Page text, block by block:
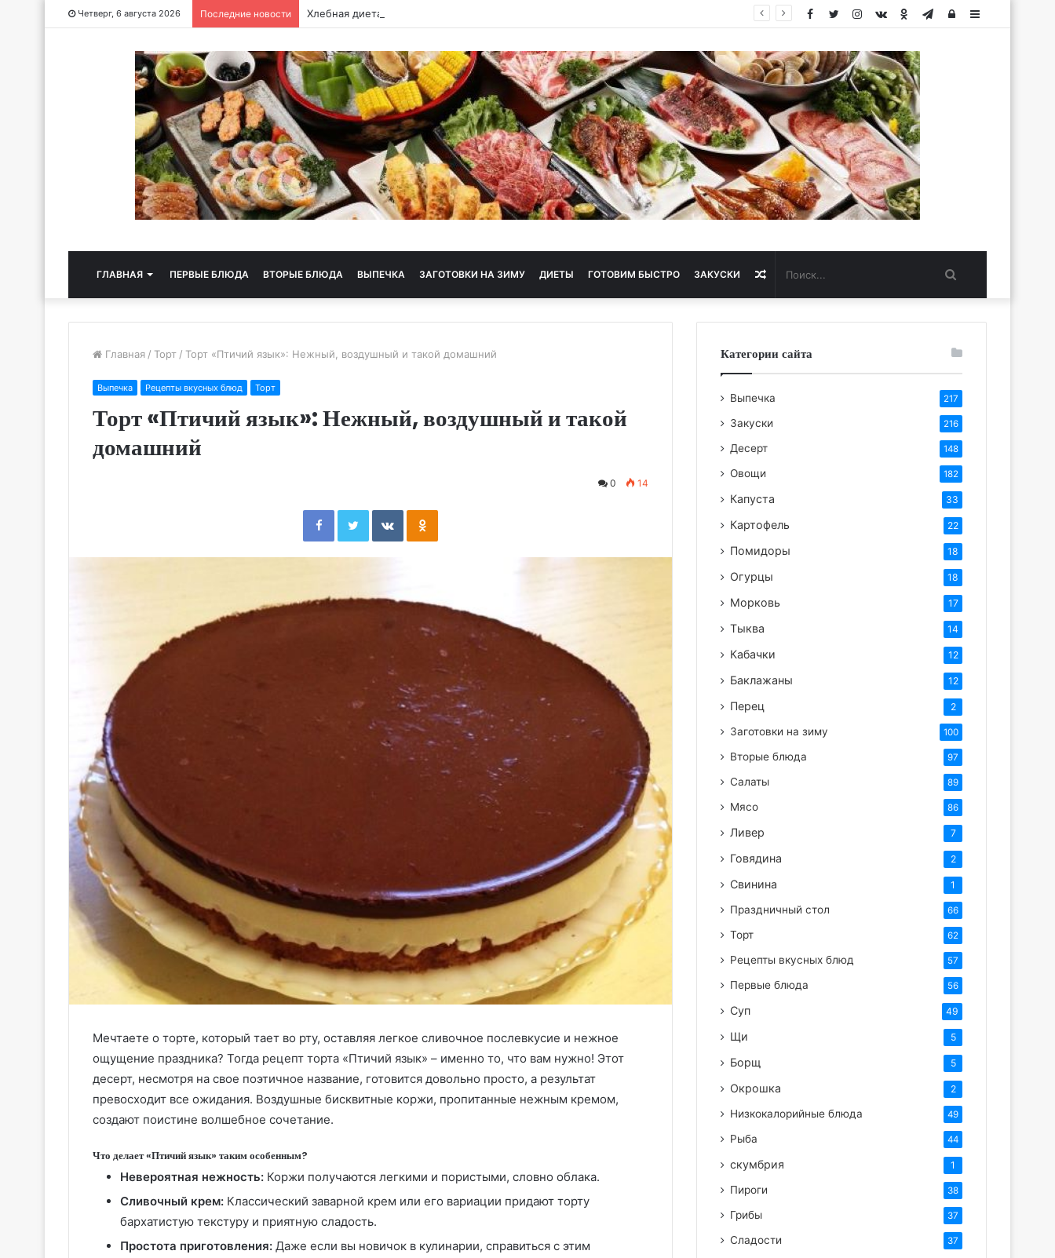
Четверг, 6 августа 2026 Последние новости Хлебная диета Sidebar
Авторизация
Telegram
Одноклассники
vk.com
Instagram
Twitter
Facebook
ГЛАВНАЯ ПЕРВЫЕ БЛЮДА ВТОРЫЕ БЛЮДА ВЫПЕЧКА ЗАГОТОВКИ НА ЗИМУ ДИЕТЫ ГОТОВИМ БЫСТРО ЗАКУСКИ Случайная
статья
Главная / Торт / Торт «Птичий язык»: Нежный, воздушный и такой домашний
Выпечка Рецепты вкусных блюд Торт
Торт «Птичий язык»: Нежный, воздушный и такой
домашний
0 14
FacebookTwitterВконтактеОдноклассники
Мечтаете о торте, который тает во рту, оставляя легкое сливочное послевкусие и нежное
ощущение праздника? Тогда рецепт торта «Птичий язык» – именно то, что вам нужно! Этот
десерт, несмотря на свое поэтичное название, готовится довольно просто, а результат
превосходит все ожидания. Воздушные бисквитные коржи, пропитанные нежным кремом,
создают поистине волшебное сочетание.
Что делает «Птичий язык» таким особенным?
Невероятная нежность: Коржи получаются легкими и пористыми, словно облака.
Сливочный крем: Классический заварной крем или его вариации придают торту
бархатистую текстуру и приятную сладость.
Простота приготовления: Даже если вы новичок в кулинарии, справиться с этим
Категории сайта
Выпечка 217
Закуски 216
Десерт 148
Овощи 182
Капуста 33
Картофель 22
Помидоры 18
Огурцы 18
Морковь 17
Тыква 14
Кабачки 12
Баклажаны 12
Перец 2
Заготовки на зиму 100
Вторые блюда 97
Салаты 89
Мясо 86
Ливер 7
Говядина 2
Свинина 1
Праздничный стол 66
Торт 62
Рецепты вкусных блюд 57
Первые блюда 56
Суп 49
Щи 5
Борщ 5
Окрошка 2
Низкокалорийные блюда 49
Рыба 44
скумбрия 1
Пироги 38
Грибы 37
Сладости 37